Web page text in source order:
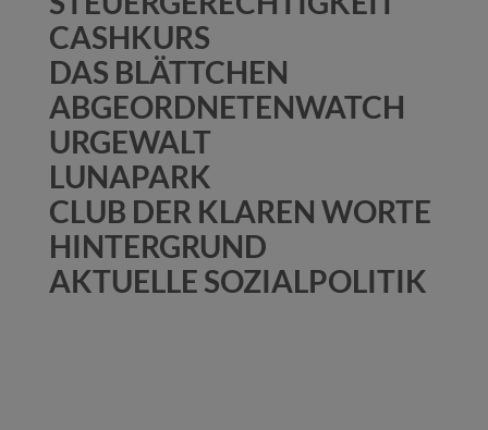
CASHKURS
DAS BLÄTTCHEN
ABGEORDNETENWATCH
URGEWALT
LUNAPARK
CLUB DER KLAREN WORTE
HINTERGRUND
AKTUELLE SOZIALPOLITIK